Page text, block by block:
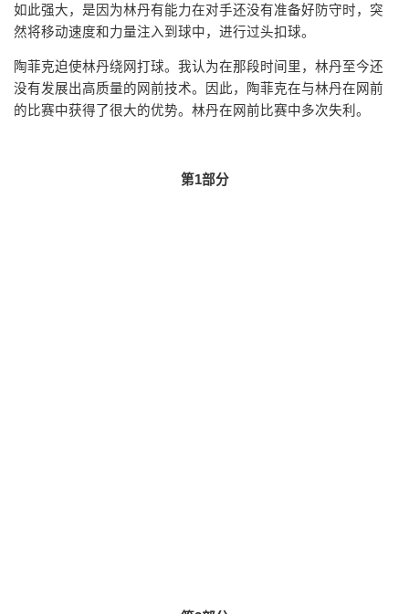
如此强大，是因为林丹有能力在对手还没有准备好防守时，突
然将移动速度和力量注入到球中，进行过头扣球。
陶菲克迫使林丹绕网打球。我认为在那段时间里，林丹至今还
没有发展出高质量的网前技术。因此，陶菲克在与林丹在网前
的比赛中获得了很大的优势。林丹在网前比赛中多次失利。
第1部分